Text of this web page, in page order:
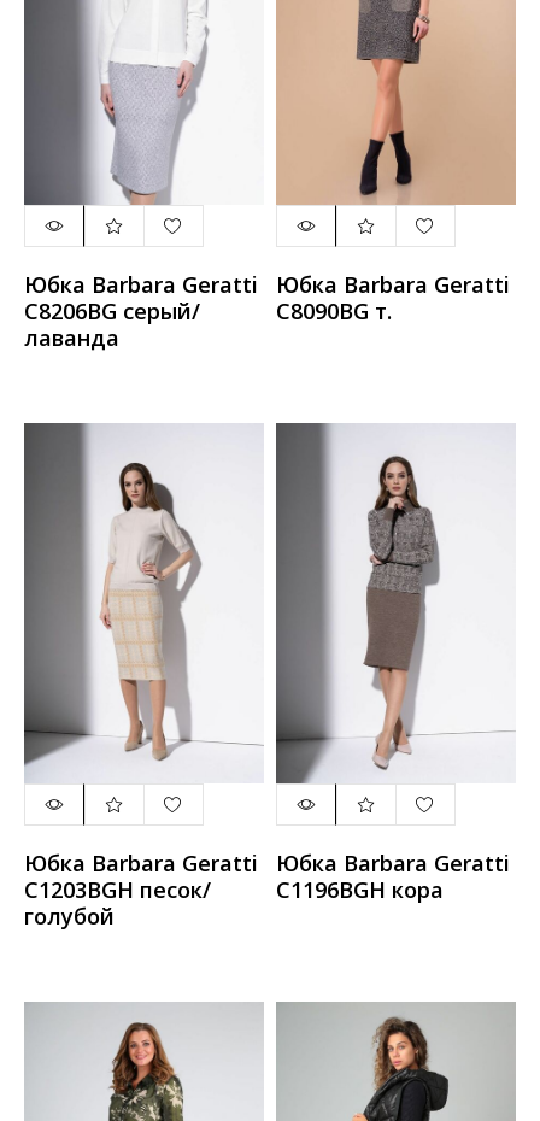
Юбка Barbara Geratti
С8206BG серый/
лаванда
Юбка Barbara Geratti
С8090BG т.
Юбка Barbara Geratti
С1203BGН песок/
голубой
Юбка Barbara Geratti
С1196BGН кора